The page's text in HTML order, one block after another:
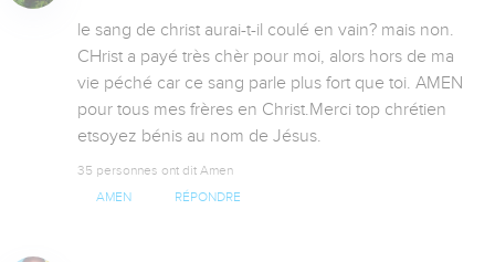
le sang de christ aurai-t-il coulé en vain? mais non.
CHrist a payé très chèr pour moi, alors hors de ma
vie péché car ce sang parle plus fort que toi. AMEN
pour tous mes frères en Christ.Merci top chrétien
etsoyez bénis au nom de Jésus.
35 personnes ont dit Amen
AMEN RÉPONDRE